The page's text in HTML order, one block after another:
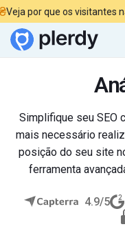
os visitantes não
Simplifique seu SEO
mais necessário
posição do seu site
ferramenta
4.9/5